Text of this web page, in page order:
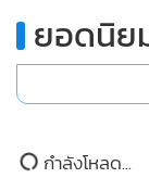
ยอดนิย
กำลังโหลด...